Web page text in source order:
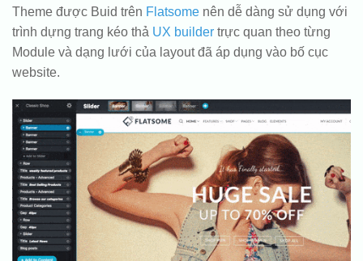
Theme được Buid trên Flatsome nên dễ dàng sử dụng với
trình dựng trang kéo thả UX builder trực quan theo từng
Module và dạng lưới của layout đã áp dụng vào bố cục
website.